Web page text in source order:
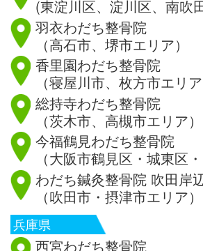
(東淀川区、淀川区、南吹
羽衣わだち整骨院
（高石市、堺市エリア）
香里園わだち整骨院
（寝屋川市、枚方市エリア
総持寺わだち整骨院
（茨木市、高槻市エリア）
今福鶴見わだち整骨院
（大阪市鶴見区・城東区
わだち鍼灸整骨院 吹田岸
（吹田市・摂津市エリア）
兵庫県
西宮わだち整骨院